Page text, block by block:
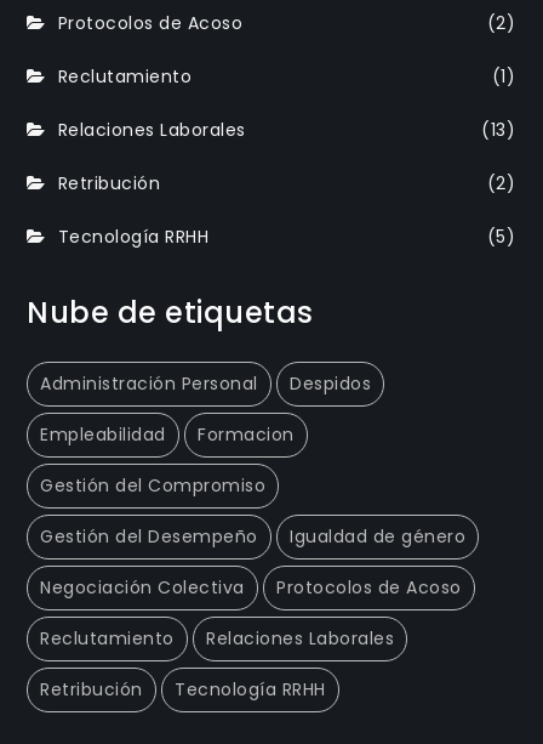
Protocolos de Acoso (2)
Reclutamiento (1)
Relaciones Laborales (13)
Retribución (2)
Tecnología RRHH (5)
Nube de etiquetas
Administración Personal Despidos
Empleabilidad Formacion
Gestión del Compromiso
Gestión del Desempeño Igualdad de género
Negociación Colectiva Protocolos de Acoso
Reclutamiento Relaciones Laborales
Retribución Tecnología RRHH